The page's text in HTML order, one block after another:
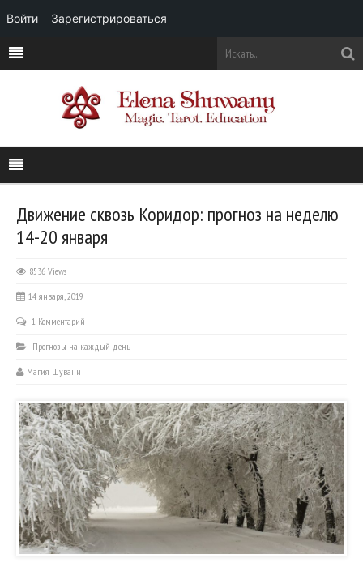
Движение сквозь Коридор: прогноз на неделю
14-20 января
8536 Views
14 января, 2019
1 Комментарий
Прогнозы на каждый день
Магия Шувани
Войти Зарегистрироваться